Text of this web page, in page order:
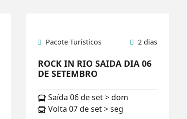
Pacote Turísticos 2 dias
ROCK IN RIO SAIDA DIA 06
DE SETEMBRO
Saída 06 de set > dom
Volta 07 de set > seg